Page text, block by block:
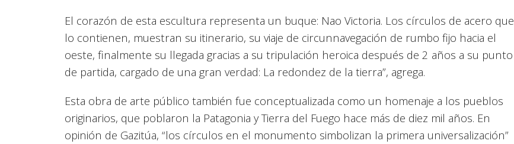
El corazón de esta escultura representa un buque: Nao Victoria. Los círculos de acero que
lo contienen, muestran su itinerario, su viaje de circunnavegación de rumbo fijo hacia el
oeste, finalmente su llegada gracias a su tripulación heroica después de 2 años a su punto
de partida, cargado de una gran verdad: La redondez de la tierra”, agrega.
Esta obra de arte público también fue conceptualizada como un homenaje a los pueblos
originarios, que poblaron la Patagonia y Tierra del Fuego hace más de diez mil años. En
opinión de Gazitúa, “los círculos en el monumento simbolizan la primera universalización”